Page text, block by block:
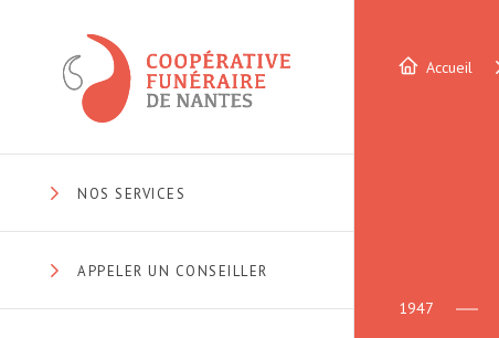
NOS SERVICES
APPELER UN CONSEILLER
Accueil
1947